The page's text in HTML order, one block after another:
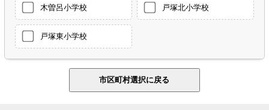
木曽呂小学校 戸塚北小学校
戸塚東小学校